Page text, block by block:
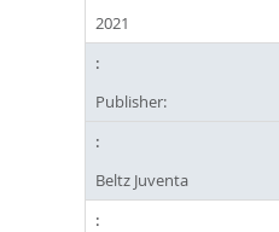
2021
Publisher:
Beltz Juventa